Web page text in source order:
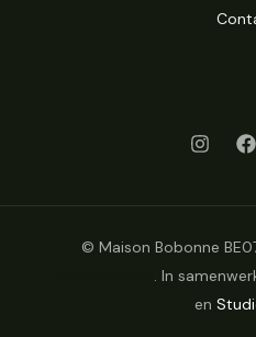
© Maison Bobonne
. In
en